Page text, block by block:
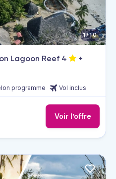
1/10
Lagoon Reef 4
+
programme Vol inclus
Voir l’offre